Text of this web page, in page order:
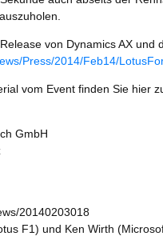
von Dynamics AX und
Press/2014/Feb14/
vom Event finden Sie hier
GmbH
20140203018
F1) und Ken Wirth